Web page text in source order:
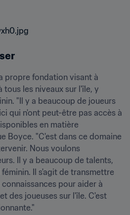
propre fondation visant à
les niveaux sur l'île, y
"Il y a beaucoup de joueurs
qui n'ont peut-être pas accès à
en matière
Boyce. "C'est dans ce domaine
Nous voulons
Il y a beaucoup de talents,
Il s'agit de transmettre
pour aider à
des joueuses sur l'île. C'est